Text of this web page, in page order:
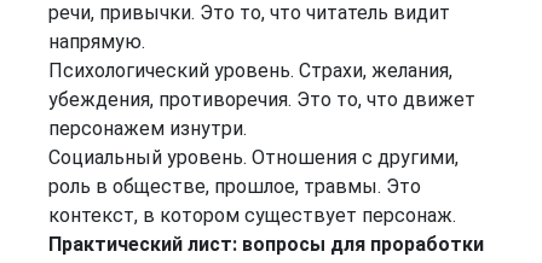
речи, привычки. Это то, что читатель видит
напрямую.
Психологический уровень. Страхи, желания,
убеждения, противоречия. Это то, что движет
персонажем изнутри.
Социальный уровень. Отношения с другими,
роль в обществе, прошлое, травмы. Это
контекст, в котором существует персонаж.
Практический лист: вопросы для проработки